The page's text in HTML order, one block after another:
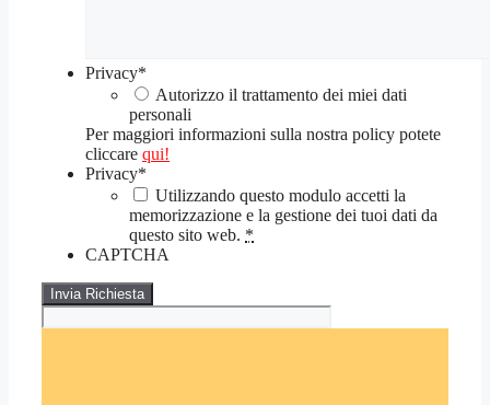
Privacy*
Autorizzo il trattamento dei miei dati
personali
Per maggiori informazioni sulla nostra policy potete
cliccare qui!
Privacy*
Utilizzando questo modulo accetti la
memorizzazione e la gestione dei tuoi dati da
questo sito web. *
CAPTCHA